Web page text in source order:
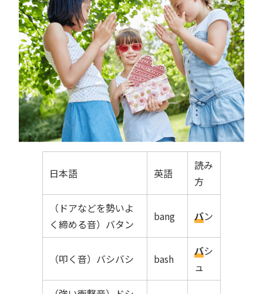
日本語 英語
読み
方
（ドアなどを勢いよ
く締める音）バタン
bang バン
（叩く音）バシバシ bash
バシ
ュ